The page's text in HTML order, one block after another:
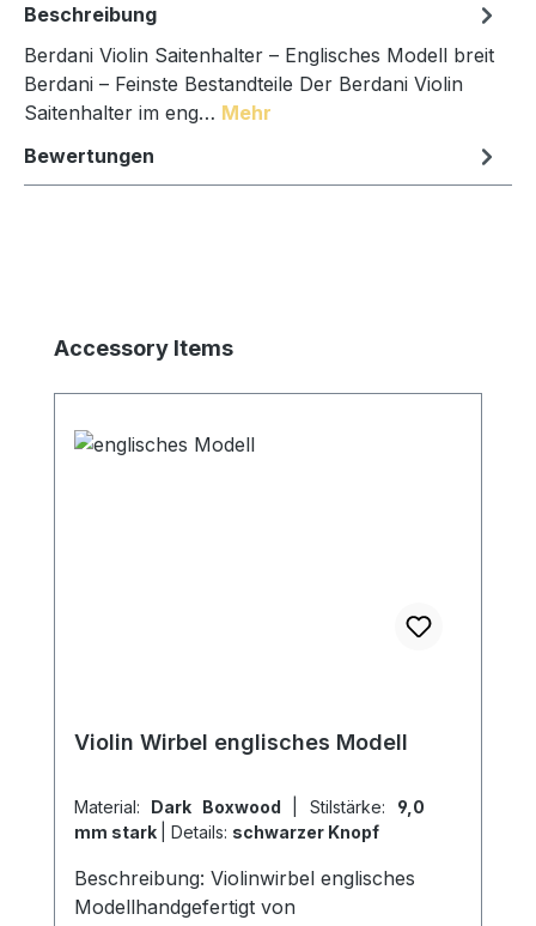
Beschreibung
Berdani Violin Saitenhalter – Englisches Modell breit
Berdani – Feinste Bestandteile Der Berdani Violin
Saitenhalter im eng… Mehr
Bewertungen
Produktgalerie überspringen
Accessory Items
Violin Wirbel englisches Modell
Material: Dark Boxwood Stilstärke: 9,0
mm stark
Details: schwarzer Knopf
Beschreibung: Violinwirbel englisches
Modellhandgefertigt von